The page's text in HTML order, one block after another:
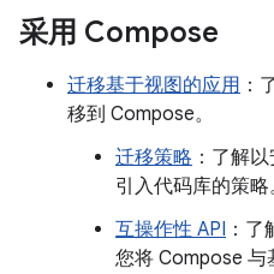
采用 Compose
迁移基于视图的应用 ：
移到 Compose。
迁移策略 ：了解
引入代码库的策略
互操作性 API ：
您将 Compose 与